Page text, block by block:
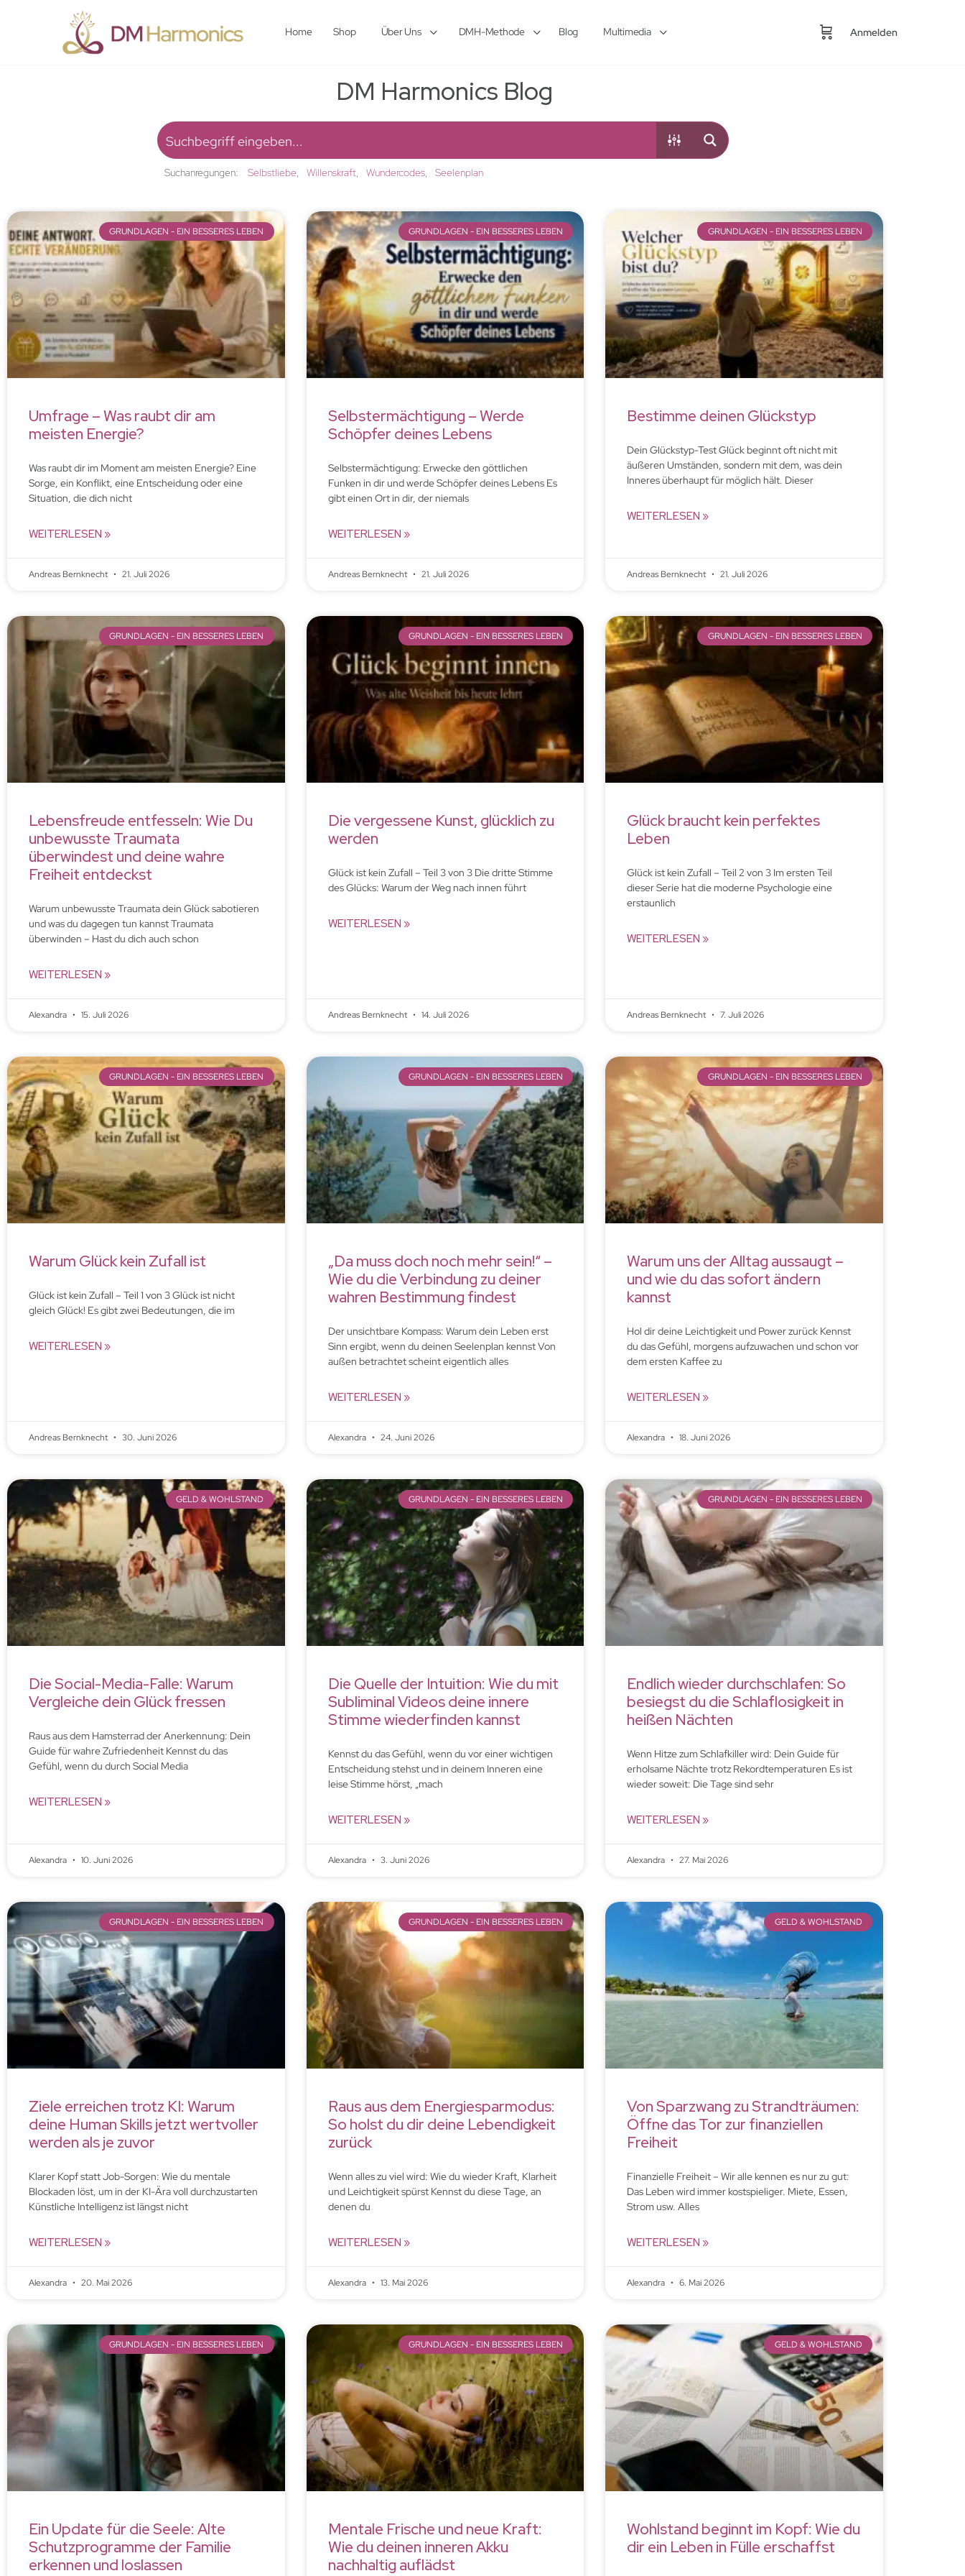
Home Shop Über Uns DMH-Methode Blog Multimedia Anmelden
DM Harmonics Blog
Suchanregungen: Selbstliebe Willenskraft Wundercodes Seelenplan
GRUNDLAGEN - EIN BESSERES LEBEN
Umfrage – Was raubt dir am
meisten Energie?
Was raubt dir im Moment am meisten Energie? Eine
Sorge, ein Konflikt, eine Entscheidung oder eine
Situation, die dich nicht
WEITERLESEN »
Andreas Bernknecht 21. Juli 2026
GRUNDLAGEN - EIN BESSERES LEBEN
Selbstermächtigung – Werde
Schöpfer deines Lebens
Selbstermächtigung: Erwecke den göttlichen
Funken in dir und werde Schöpfer deines Lebens Es
gibt einen Ort in dir, der niemals
WEITERLESEN »
Andreas Bernknecht 21. Juli 2026
GRUNDLAGEN - EIN BESSERES LEBEN
Bestimme deinen Glückstyp
Dein Glückstyp-Test Glück beginnt oft nicht mit
äußeren Umständen, sondern mit dem, was dein
Inneres überhaupt für möglich hält. Dieser
WEITERLESEN »
Andreas Bernknecht 21. Juli 2026
GRUNDLAGEN - EIN BESSERES LEBEN
Lebensfreude entfesseln: Wie Du
unbewusste Traumata
überwindest und deine wahre
Freiheit entdeckst
Warum unbewusste Traumata dein Glück sabotieren
und was du dagegen tun kannst Traumata
überwinden – Hast du dich auch schon
WEITERLESEN »
Alexandra 15. Juli 2026
GRUNDLAGEN - EIN BESSERES LEBEN
Die vergessene Kunst, glücklich zu
werden
Glück ist kein Zufall – Teil 3 von 3 Die dritte Stimme
des Glücks: Warum der Weg nach innen führt
WEITERLESEN »
Andreas Bernknecht 14. Juli 2026
GRUNDLAGEN - EIN BESSERES LEBEN
Glück braucht kein perfektes
Leben
Glück ist kein Zufall – Teil 2 von 3 Im ersten Teil
dieser Serie hat die moderne Psychologie eine
erstaunlich
WEITERLESEN »
Andreas Bernknecht 7. Juli 2026
GRUNDLAGEN - EIN BESSERES LEBEN
Warum Glück kein Zufall ist
Glück ist kein Zufall – Teil 1 von 3 Glück ist nicht
gleich Glück! Es gibt zwei Bedeutungen, die im
WEITERLESEN »
Andreas Bernknecht 30. Juni 2026
GRUNDLAGEN - EIN BESSERES LEBEN
„Da muss doch noch mehr sein!“ –
Wie du die Verbindung zu deiner
wahren Bestimmung findest
Der unsichtbare Kompass: Warum dein Leben erst
Sinn ergibt, wenn du deinen Seelenplan kennst Von
außen betrachtet scheint eigentlich alles
WEITERLESEN »
Alexandra 24. Juni 2026
GRUNDLAGEN - EIN BESSERES LEBEN
Warum uns der Alltag aussaugt –
und wie du das sofort ändern
kannst
Hol dir deine Leichtigkeit und Power zurück Kennst
du das Gefühl, morgens aufzuwachen und schon vor
dem ersten Kaffee zu
WEITERLESEN »
Alexandra 18. Juni 2026
GELD & WOHLSTAND
Die Social-Media-Falle: Warum
Vergleiche dein Glück fressen
Raus aus dem Hamsterrad der Anerkennung: Dein
Guide für wahre Zufriedenheit Kennst du das
Gefühl, wenn du durch Social Media
WEITERLESEN »
Alexandra 10. Juni 2026
GRUNDLAGEN - EIN BESSERES LEBEN
Die Quelle der Intuition: Wie du mit
Subliminal Videos deine innere
Stimme wiederfinden kannst
Kennst du das Gefühl, wenn du vor einer wichtigen
Entscheidung stehst und in deinem Inneren eine
leise Stimme hörst, „mach
WEITERLESEN »
Alexandra 3. Juni 2026
GRUNDLAGEN - EIN BESSERES LEBEN
Endlich wieder durchschlafen: So
besiegst du die Schlaflosigkeit in
heißen Nächten
Wenn Hitze zum Schlafkiller wird: Dein Guide für
erholsame Nächte trotz Rekordtemperaturen Es ist
wieder soweit: Die Tage sind sehr
WEITERLESEN »
Alexandra 27. Mai 2026
GRUNDLAGEN - EIN BESSERES LEBEN
Ziele erreichen trotz KI: Warum
deine Human Skills jetzt wertvoller
werden als je zuvor
Klarer Kopf statt Job-Sorgen: Wie du mentale
Blockaden löst, um in der KI-Ära voll durchzustarten
Künstliche Intelligenz ist längst nicht
WEITERLESEN »
Alexandra 20. Mai 2026
GRUNDLAGEN - EIN BESSERES LEBEN
Raus aus dem Energiesparmodus:
So holst du dir deine Lebendigkeit
zurück
Wenn alles zu viel wird: Wie du wieder Kraft, Klarheit
und Leichtigkeit spürst Kennst du diese Tage, an
denen du
WEITERLESEN »
Alexandra 13. Mai 2026
GELD & WOHLSTAND
Von Sparzwang zu Strandträumen:
Öffne das Tor zur finanziellen
Freiheit
Finanzielle Freiheit – Wir alle kennen es nur zu gut:
Das Leben wird immer kostspieliger. Miete, Essen,
Strom usw. Alles
WEITERLESEN »
Alexandra 6. Mai 2026
GRUNDLAGEN - EIN BESSERES LEBEN
Ein Update für die Seele: Alte
Schutzprogramme der Familie
erkennen und loslassen
GRUNDLAGEN - EIN BESSERES LEBEN
Mentale Frische und neue Kraft:
Wie du deinen inneren Akku
nachhaltig auflädst
GELD & WOHLSTAND
Wohlstand beginnt im Kopf: Wie du
dir ein Leben in Fülle erschaffst